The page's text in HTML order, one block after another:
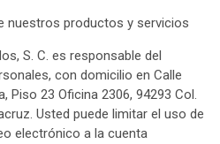
nuestros productos y servicios
S. C. es responsable del
con domicilio en Calle
Piso 23 Oficina 2306, 94293 Col.
Usted puede limitar el uso de
electrónico a la cuenta